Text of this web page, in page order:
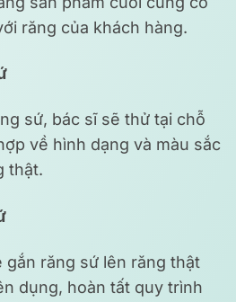
răng của khách hàng.
sứ, bác sĩ sẽ thử tại chỗ
về hình dạng và màu sắc
thật.
gắn răng sứ lên răng thật
dụng, hoàn tất quy trình